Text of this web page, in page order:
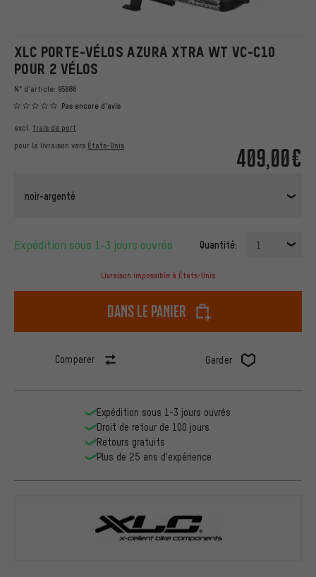
XLC PORTE-VÉLOS AZURA XTRA WT VC-C10
POUR 2 VÉLOS
N° d'article: 95686
Pas encore d'avis
409,00€
excl. frais de port
pour la livraison vers États-Unis
noir-argenté
Expédition sous 1-3 jours ouvrés Quantité: 1
Livraison impossible à États-Unis
dans le panier
Comparer Garder
Expédition sous 1-3 jours ouvrés
Droit de retour de 100 jours
Retours gratuits
Plus de 25 ans d'expérience
XLC